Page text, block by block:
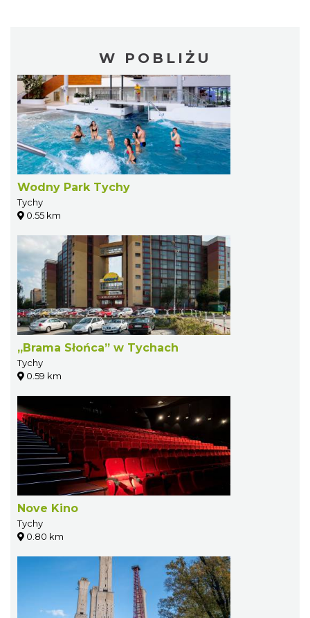
W POBLIŻU
Wodny Park Tychy
Tychy
0.55 km
„Brama Słońca” w Tychach
Tychy
0.59 km
Nove Kino
Tychy
0.80 km